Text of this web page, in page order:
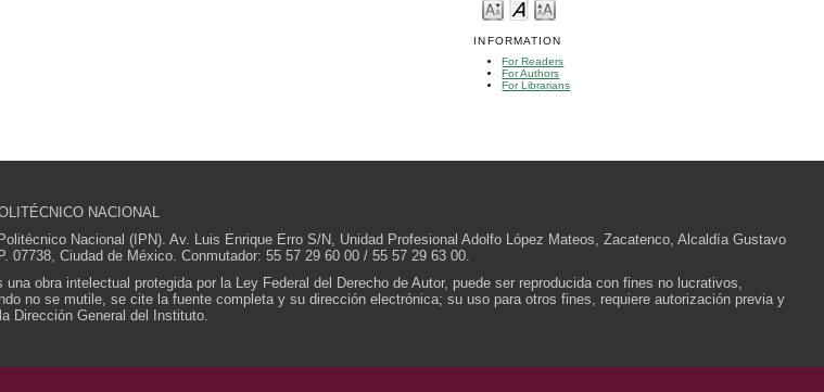
INFORMATION
For Readers
For Authors
For Librarians
NACIONAL
Nacional (IPN). Av. Luis Enrique Erro S/N, Unidad Profesional Adolfo López Mateos, Zacatenco, Alcaldía Gustavo
07738, Ciudad de México. Conmutador: 55 57 29 60 00 / 55 57 29 63 00.
una obra intelectual protegida por la Ley Federal del Derecho de Autor, puede ser reproducida con fines no lucrativos,
no se mutile, se cite la fuente completa y su dirección electrónica; su uso para otros fines, requiere autorización previa y
Dirección General del Instituto.